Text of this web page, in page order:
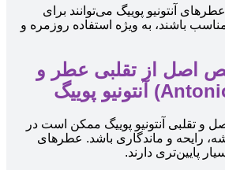
آنتونیو پوییگ می‌توانند برای
باشند، به ویژه استفاده روزمره و
اصل از تقلبی عطر و
و تقلبی آنتونیو پوییگ ممکن است در
رایحه و ماندگاری باشد. عطرهای
پایین‌تری دارند.